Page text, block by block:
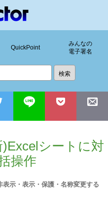
QuickPoint
みんなの
電子署名
シートに対
操作
示・表示・保護・名称変更する